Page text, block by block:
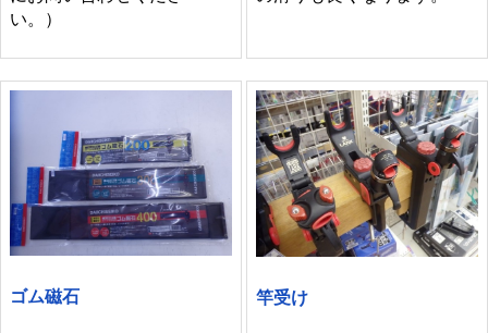
い。）
ゴム磁石 竿受け